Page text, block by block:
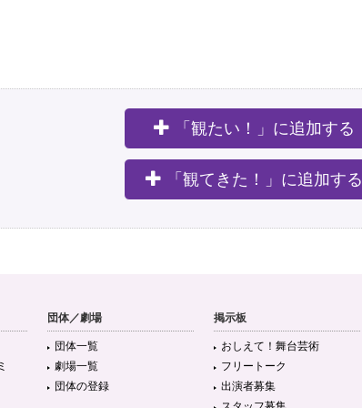
「観たい！」に追加する
「観てきた！」に追加する
団体／劇場
団体一覧
劇場一覧
団体の登録
掲示板
おしえて！舞台芸術
フリートーク
出演者募集